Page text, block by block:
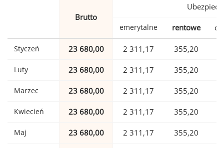
Brutto
emerytalne rentowe
Styczeń 23 680,00 2 311,17 355,20
Luty 23 680,00 2 311,17 355,20
Marzec 23 680,00 2 311,17 355,20
Kwiecień 23 680,00 2 311,17 355,20
Maj 23 680,00 2 311,17 355,20